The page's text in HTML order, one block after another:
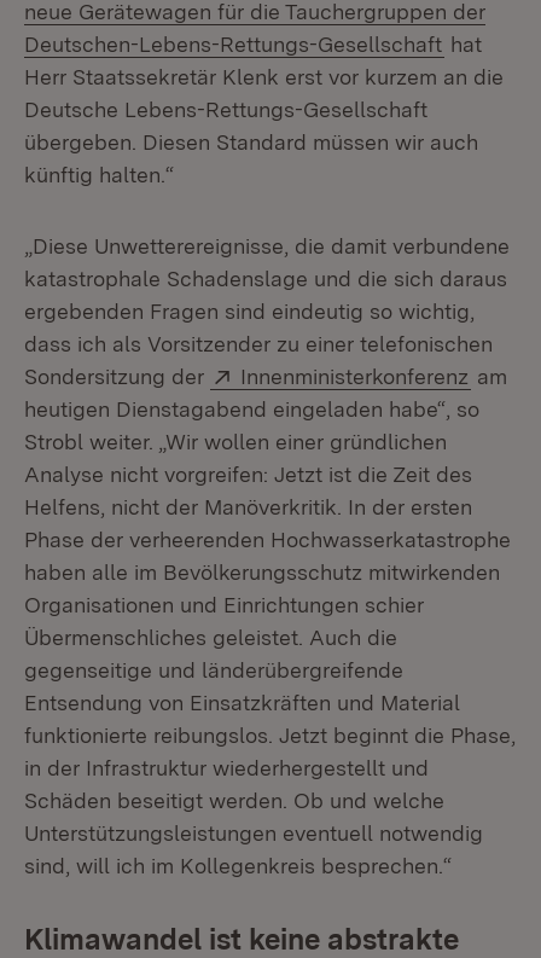
neue Gerätewagen für die Tauchergruppen der
Deutschen-Lebens-Rettungs-Gesellschaft hat
Herr Staatssekretär Klenk erst vor kurzem an die
Deutsche Lebens-Rettungs-Gesellschaft
übergeben. Diesen Standard müssen wir auch
künftig halten.“
„Diese Unwetterereignisse, die damit verbundene
katastrophale Schadenslage und die sich daraus
ergebenden Fragen sind eindeutig so wichtig,
dass ich als Vorsitzender zu einer telefonischen
Sondersitzung der
Extern:
Innenministerkonferenz am
heutigen Dienstagabend eingeladen habe“, so
Strobl weiter. „Wir wollen einer gründlichen
Analyse nicht vorgreifen: Jetzt ist die Zeit des
Helfens, nicht der Manöverkritik. In der ersten
Phase der verheerenden Hochwasserkatastrophe
haben alle im Bevölkerungsschutz mitwirkenden
Organisationen und Einrichtungen schier
Übermenschliches geleistet. Auch die
gegenseitige und länderübergreifende
Entsendung von Einsatzkräften und Material
funktionierte reibungslos. Jetzt beginnt die Phase,
in der Infrastruktur wiederhergestellt und
Schäden beseitigt werden. Ob und welche
Unterstützungsleistungen eventuell notwendig
sind, will ich im Kollegenkreis besprechen.“
Klimawandel ist keine abstrakte